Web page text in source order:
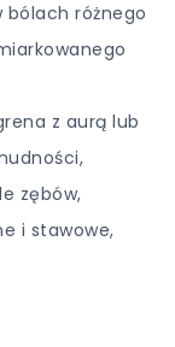
bólach różnego
z aurą lub
zębów,
i stawowe,